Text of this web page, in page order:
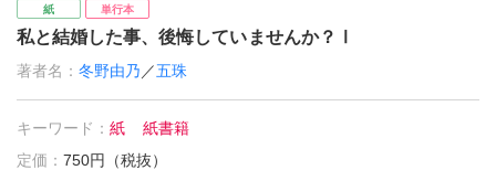
紙 単行本
私と結婚した事、後悔していませんか？Ⅰ
著者名：冬野由乃 ／五珠
キーワード：紙
紙書籍
定価：750円（税抜）